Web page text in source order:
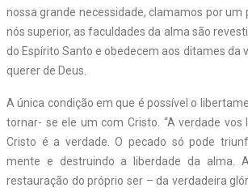
nossa grande necessidade, clamamos por um
nós superior, as faculdades da alma são
do Espírito Santo e obedecem aos ditames da
querer de Deus.
A única condição em que é possível o
tornar- se ele um com Cristo. “A verdade vos
Cristo é a verdade. O pecado só pode
mente e destruindo a liberdade da alma.
restauração do próprio ser – da verdadeira